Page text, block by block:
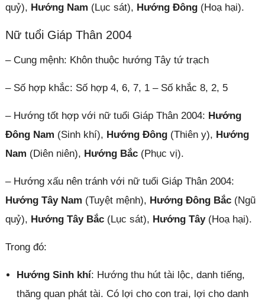
quỷ), Hướng Nam (Lục sát), Hướng Đông(Hoạ hại).
Nữ tuổi Giáp Thân 2004
– Cung mệnh: Khôn thuộc hướng Tây tứ trạch
– Số hợp khắc: Số hợp 4, 6, 7, 1 – Số khắc 8, 2, 5
– Hướng tốt hợp với nữ tuổi Giáp Thân 2004: Hướng
Đông Nam (Sinh khí), Hướng Đông(Thiên y), Hướng
Nam (Diên niên), Hướng Bắc(Phục vị).
– Hướng xấu nên tránh với nữ tuổi Giáp Thân 2004:
Hướng Tây Nam (Tuyệt mệnh), Hướng Đông Bắc(Ngũ
quỷ), Hướng Tây Bắc(Lục sát), Hướng Tây(Hoạ hại).
Trong đó:
Hướng Sinh khí: Hướng thu hút tài lộc, danh tiếng,
thăng quan phát tài. Có lợi cho con trai, lợi cho danh